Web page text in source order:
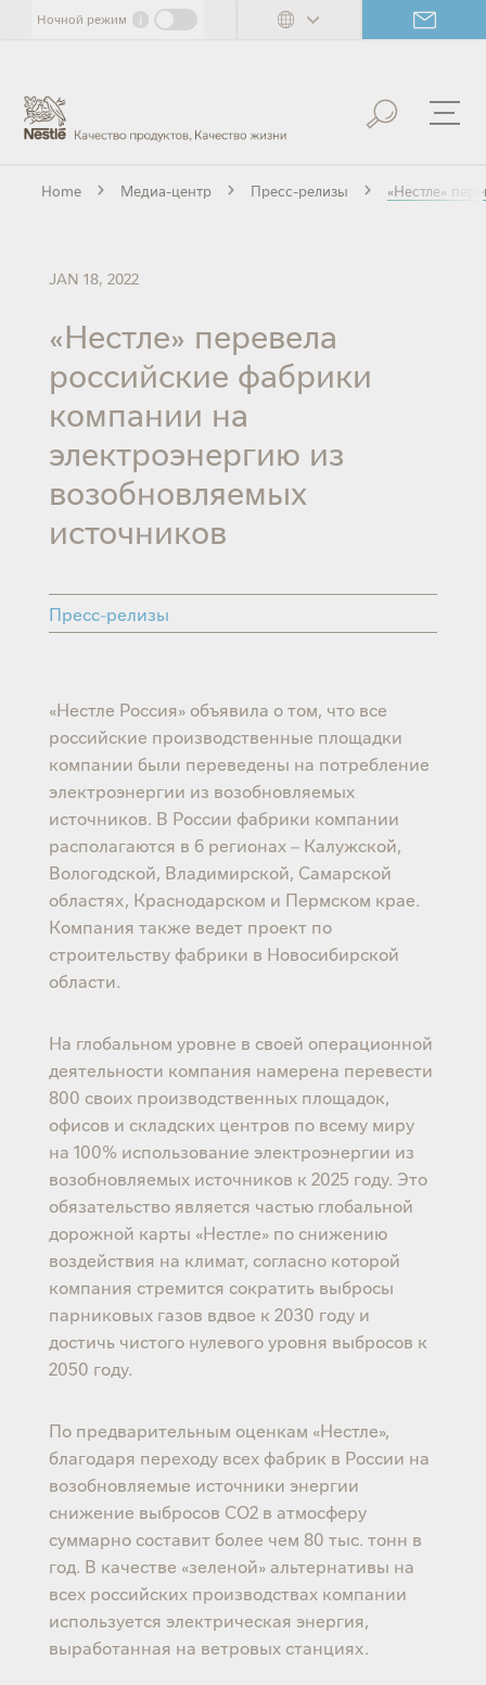
content
Ночной режим i
Home Медиа-центр Пресс-релизы «Нестле»
«Нестле» перевела
российские фабрики
компании на
электроэнергию из
возобновляемых
источников
JAN 18, 2022
Пресс-релизы
«Нестле Россия» объявила о том, что все
российские производственные площадки
компании были переведены на потребление
электроэнергии из возобновляемых
источников. В России фабрики компании
располагаются в 6 регионах – Калужской,
Вологодской, Владимирской, Самарской
областях, Краснодарском и Пермском крае.
Компания также ведет проект по
строительству фабрики в Новосибирской
области.
На глобальном уровне в своей операционной
деятельности компания намерена перевести
800 своих производственных площадок,
офисов и складских центров по всему миру
на 100% использование электроэнергии из
возобновляемых источников к 2025 году. Это
обязательство является частью глобальной
дорожной карты «Нестле» по снижению
воздействия на климат, согласно которой
компания стремится сократить выбросы
парниковых газов вдвое к 2030 году и
достичь чистого нулевого уровня выбросов к
2050 году.
По предварительным оценкам «Нестле»,
благодаря переходу всех фабрик в России на
возобновляемые источники энергии
снижение выбросов CO2 в атмосферу
суммарно составит более чем 80 тыс. тонн в
год. В качестве «зеленой» альтернативы на
всех российских производствах компании
используется электрическая энергия,
выработанная на ветровых станциях.